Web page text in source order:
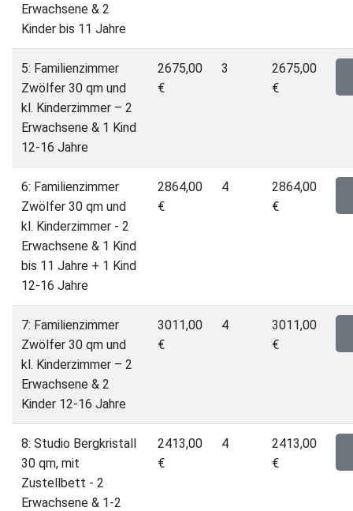
Erwachsene & 2
Kinder bis 11 Jahre
5: Familienzimmer
Zwölfer 30 qm und
kl. Kinderzimmer – 2
Erwachsene & 1 Kind
12-16 Jahre
2675,00
€
3
2675,00
€
6: Familienzimmer
Zwölfer 30 qm und
kl. Kinderzimmer - 2
Erwachsene & 1 Kind
bis 11 Jahre + 1 Kind
12-16 Jahre
2864,00
€
4
2864,00
€
7: Familienzimmer
Zwölfer 30 qm und
kl. Kinderzimmer – 2
Erwachsene & 2
Kinder 12-16 Jahre
3011,00
€
4
3011,00
€
8: Studio Bergkristall
30 qm, mit
Zustellbett - 2
Erwachsene & 1-2
2413,00
€
4
2413,00
€